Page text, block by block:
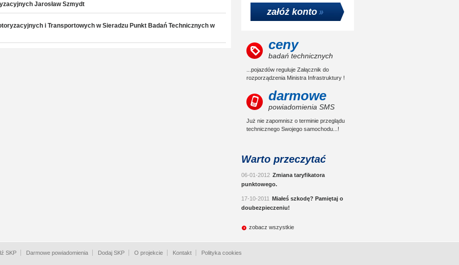
Jarosław Szmydt
i Transportowych w Sieradzu Punkt Badań Technicznych w
załóż konto
ceny
badań technicznych
...pojazdów reguluje Załącznik do
rozporządzenia Ministra Infrastruktury !
darmowe
powiadomienia SMS
Już nie zapomnisz o terminie przeglądu
technicznego Swojego samochodu...!
Warto przeczytać
06-01-2012 Zmiana taryfikatora
punktowego.
17-10-2011 Miałeś szkodę? Pamiętaj o
doubezpieczeniu!
zobacz wszystkie
SKP Darmowe powiadomienia Dodaj SKP O projekcie Kontakt Polityka cookies